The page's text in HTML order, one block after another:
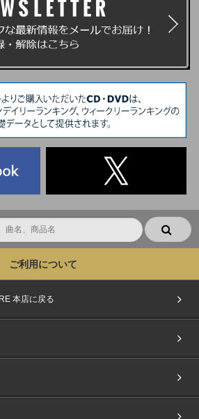
当落結果ご確認ページ)からも、当選・落選をご
終了時まで大切に保管してください。
時間になり、前後する可能性がございます。
の
付にてご本人確認を行います。
電子チケット)』
真付きの指定身分証明書』(写真・コピー・期限
「集合時間」にお集まりください。
渡の防止のため、＜イベント前日20:00頃＞にch
席番号」が記載されています。
コード』1枚につき、1台のスマートフォン(タブ
座席番号はランダムにて発行いたします。
着席での観覧になります。
ット(一部機種を除く)をお持ちでない方はイベン
選者受付にてご本人確認を行います。
写真付きの指定身分証明書』をご用意ください。
ては対応できませんのでご注意ください｡
項については以下のページよりご確認ください｡
ご利用について
本店に戻る